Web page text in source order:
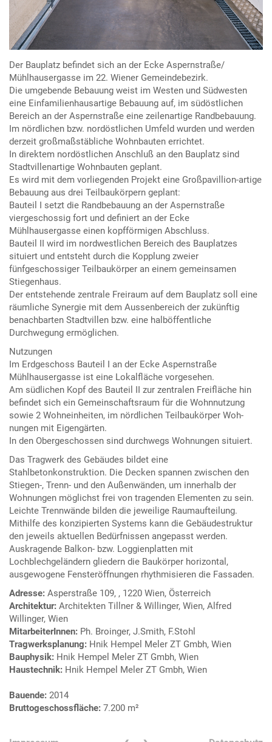
Der Bauplatz befindet sich an der Ecke Aspernstraße/
Mühlhausergasse im 22. Wiener Gemeindebezirk.
Die umgebende Bebauung weist im Westen und Südwesten
eine Einfamilienhausartige Bebauung auf, im südöstlichen
Bereich an der Aspernstraße eine zeilenartige Randbebauung.
Im nördlichen bzw. nordöstlichen Umfeld wurden und werden
derzeit großmaßstäbliche Wohnbauten errichtet.
In direktem nordöstlichen Anschluß an den Bauplatz sind
Stadtvillenartige Wohnbauten geplant.
Es wird mit dem vorliegenden Projekt eine Großpavillion-artige
Bebauung aus drei Teilbaukörpern geplant:
Bauteil I setzt die Randbebauung an der Aspernstraße
viergeschossig fort und definiert an der Ecke
Mühlhausergasse einen kopfförmigen Abschluss.
Bauteil II wird im nordwestlichen Bereich des Bauplatzes
situiert und entsteht durch die Kopplung zweier
fünfgeschossiger Teilbaukörper an einem gemeinsamen
Stiegenhaus.
Der entstehende zentrale Freiraum auf dem Bauplatz soll eine
räumliche Synergie mit dem Aussenbereich der zukünftig
benachbarten Stadtvillen bzw. eine halböffentliche
Durchwegung ermöglichen.
Nutzungen
Im Erdgeschoss Bauteil I an der Ecke Aspernstraße
Mühlhausergasse ist eine Lokalfläche vorgesehen.
Am südlichen Kopf des Bauteil II zur zentralen Freifläche hin
befindet sich ein Gemeinschaftsraum für die Wohnnutzung
sowie 2 Wohneinheiten, im nördlichen Teilbaukörper Woh-
nungen mit Eigengärten.
In den Obergeschossen sind durchwegs Wohnungen situiert.
Das Tragwerk des Gebäudes bildet eine
Stahlbetonkonstruktion. Die Decken spannen zwischen den
Stiegen-, Trenn- und den Außenwänden, um innerhalb der
Wohnungen möglichst frei von tragenden Elementen zu sein.
Leichte Trennwände bilden die jeweilige Raumaufteilung.
Mithilfe des konzipierten Systems kann die Gebäudestruktur
den jeweils aktuellen Bedürfnissen angepasst werden.
Auskragende Balkon- bzw. Loggienplatten mit
Lochblechgeländern gliedern die Baukörper horizontal,
ausgewogene Fensteröffnungen rhythmisieren die Fassaden.
Adresse: Asperstraße 109, , 1220 Wien, Österreich
Architektur: Architekten Tillner & Willinger, Wien, Alfred
Willinger, Wien
MitarbeiterInnen: Ph. Broinger, J.Smith, F.Stohl
Tragwerksplanung: Hnik Hempel Meler ZT Gmbh, Wien
Bauphysik: Hnik Hempel Meler ZT Gmbh, Wien
Haustechnik: Hnik Hempel Meler ZT Gmbh, Wien
Bauende: 2014
Bruttogeschossfläche: 7.200 m²